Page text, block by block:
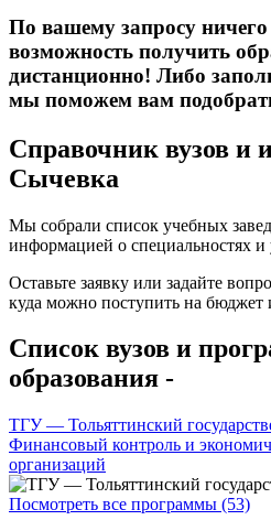
По вашему запросу
возможность получить
дистанционно! Либо
мы поможем вам
Справочник вузов и
Сычевка
Мы собрали список учебных
информацией о специальностях и
Оставьте заявку или задайте
куда можно поступить на бюджет
Список вузов и
образования -
ТГУ — Тольяттинский
Финансовый контроль и
организаций
Посмотреть все программы (53)